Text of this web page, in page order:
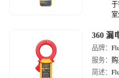
室
360 漏
品牌：
服务：
简述：